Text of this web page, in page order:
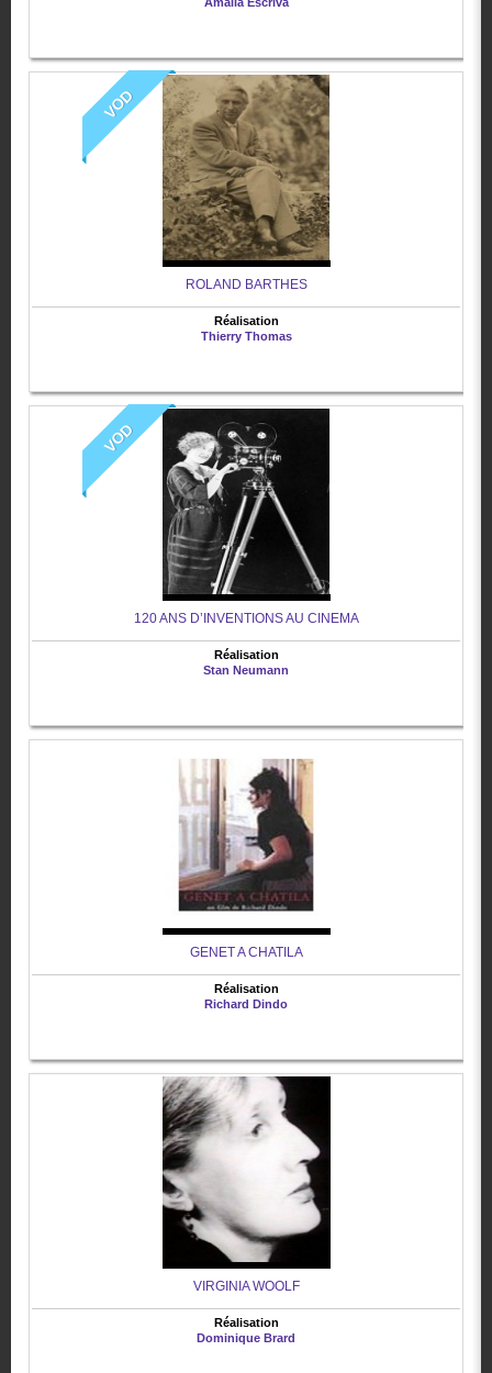
VOD
ROLAND BARTHES
Réalisation
Thierry Thomas
VOD
120 ANS D’INVENTIONS AU CINEMA
Réalisation
Stan Neumann
GENET A CHATILA
Réalisation
Richard Dindo
VIRGINIA WOOLF
Réalisation
Dominique Brard